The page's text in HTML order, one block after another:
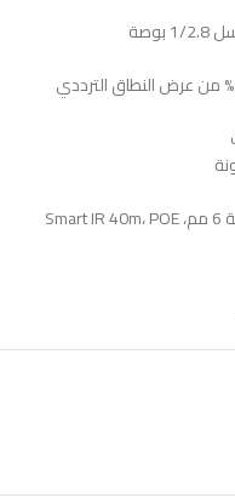
يوفر برنامج ترميز الفيديو H.265 ما يصل إلى 50% من عرض النطاق الترددي